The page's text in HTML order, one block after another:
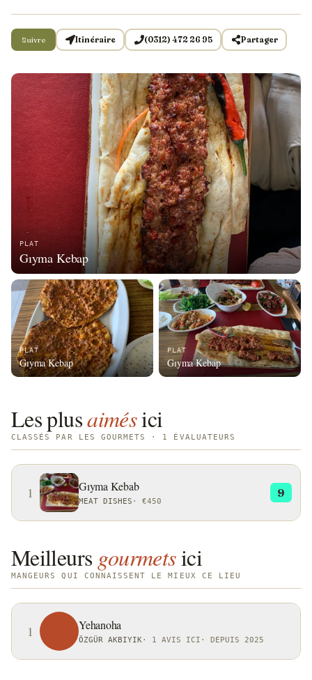
PLAT
Gıyma Kebap
PLAT
Gıyma Kebap
PLAT
Gıyma Kebap
Suivre Itinéraire (0312) 472 26 95 Partager
Les plusaimésici
CLASSÉS PAR LES GOURMETS · 1 ÉVALUATEURS
1 Gıyma Kebab
MEAT DISHES · €450
9
Meilleurs gourmetsici
MANGEURS QUI CONNAISSENT LE MIEUX CE LIEU
1 Yehanoha
ÖZGÜR AKBIYIK · 1 AVIS ICI · DEPUIS 2025